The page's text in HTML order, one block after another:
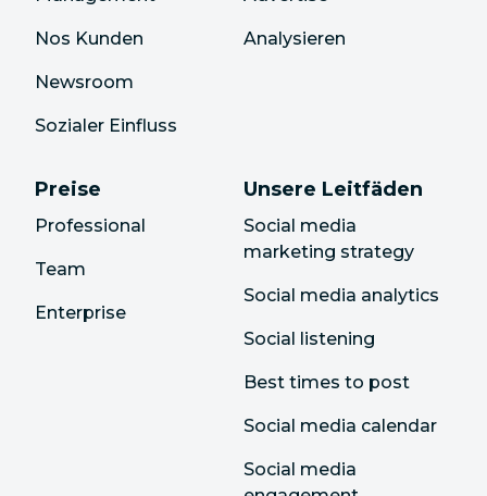
Nos Kunden
Newsroom
Sozialer Einfluss
Analysieren
Preise
Professional
Team
Enterprise
Unsere Leitfäden
Social media
marketing strategy
Social media analytics
Social listening
Best times to post
Social media calendar
Social media